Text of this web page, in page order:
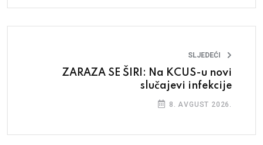
SLJEDEĆI
ZARAZA SE ŠIRI: Na KCUS-u novi
slučajevi infekcije
8. AVGUST 2026.